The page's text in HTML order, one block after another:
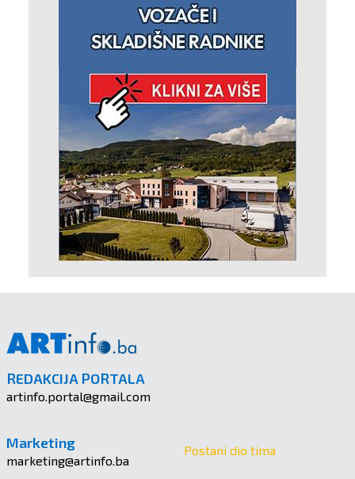
REDAKCIJA PORTALA
artinfo.portal@gmail.com
Marketing
marketing@artinfo.ba
Postani dio tima